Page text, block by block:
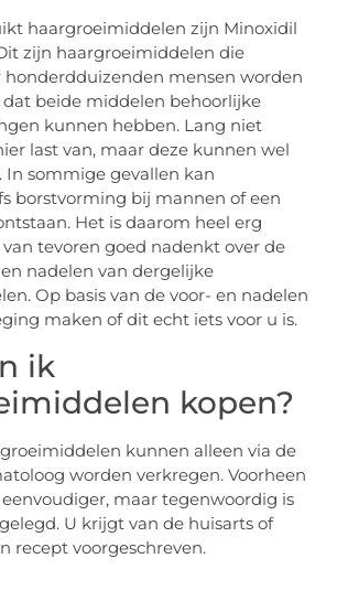
haargroeimiddelen zijn Minoxidil
zijn haargroeimiddelen die
mensen worden
beide middelen behoorlijke
kunnen hebben. Lang niet
last van, maar deze kunnen wel
In sommige gevallen kan
borstvorming bij mannen of een
Het is daarom heel erg
tevoren goed nadenkt over de
nadelen van dergelijke
Op basis van de voor- en nadelen
maken of dit echt iets voor u is.
ik
kopen?
kunnen alleen via de
worden verkregen. Voorheen
maar tegenwoordig is
U krijgt van de huisarts of
recept voorgeschreven.